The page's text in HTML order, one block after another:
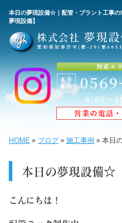
本日の夢現設備☆｜配管・プラント工事の
夢現設備】
HOME » ブログ » 施工事例 » 本日
本日の夢現設備☆
こんにちは！